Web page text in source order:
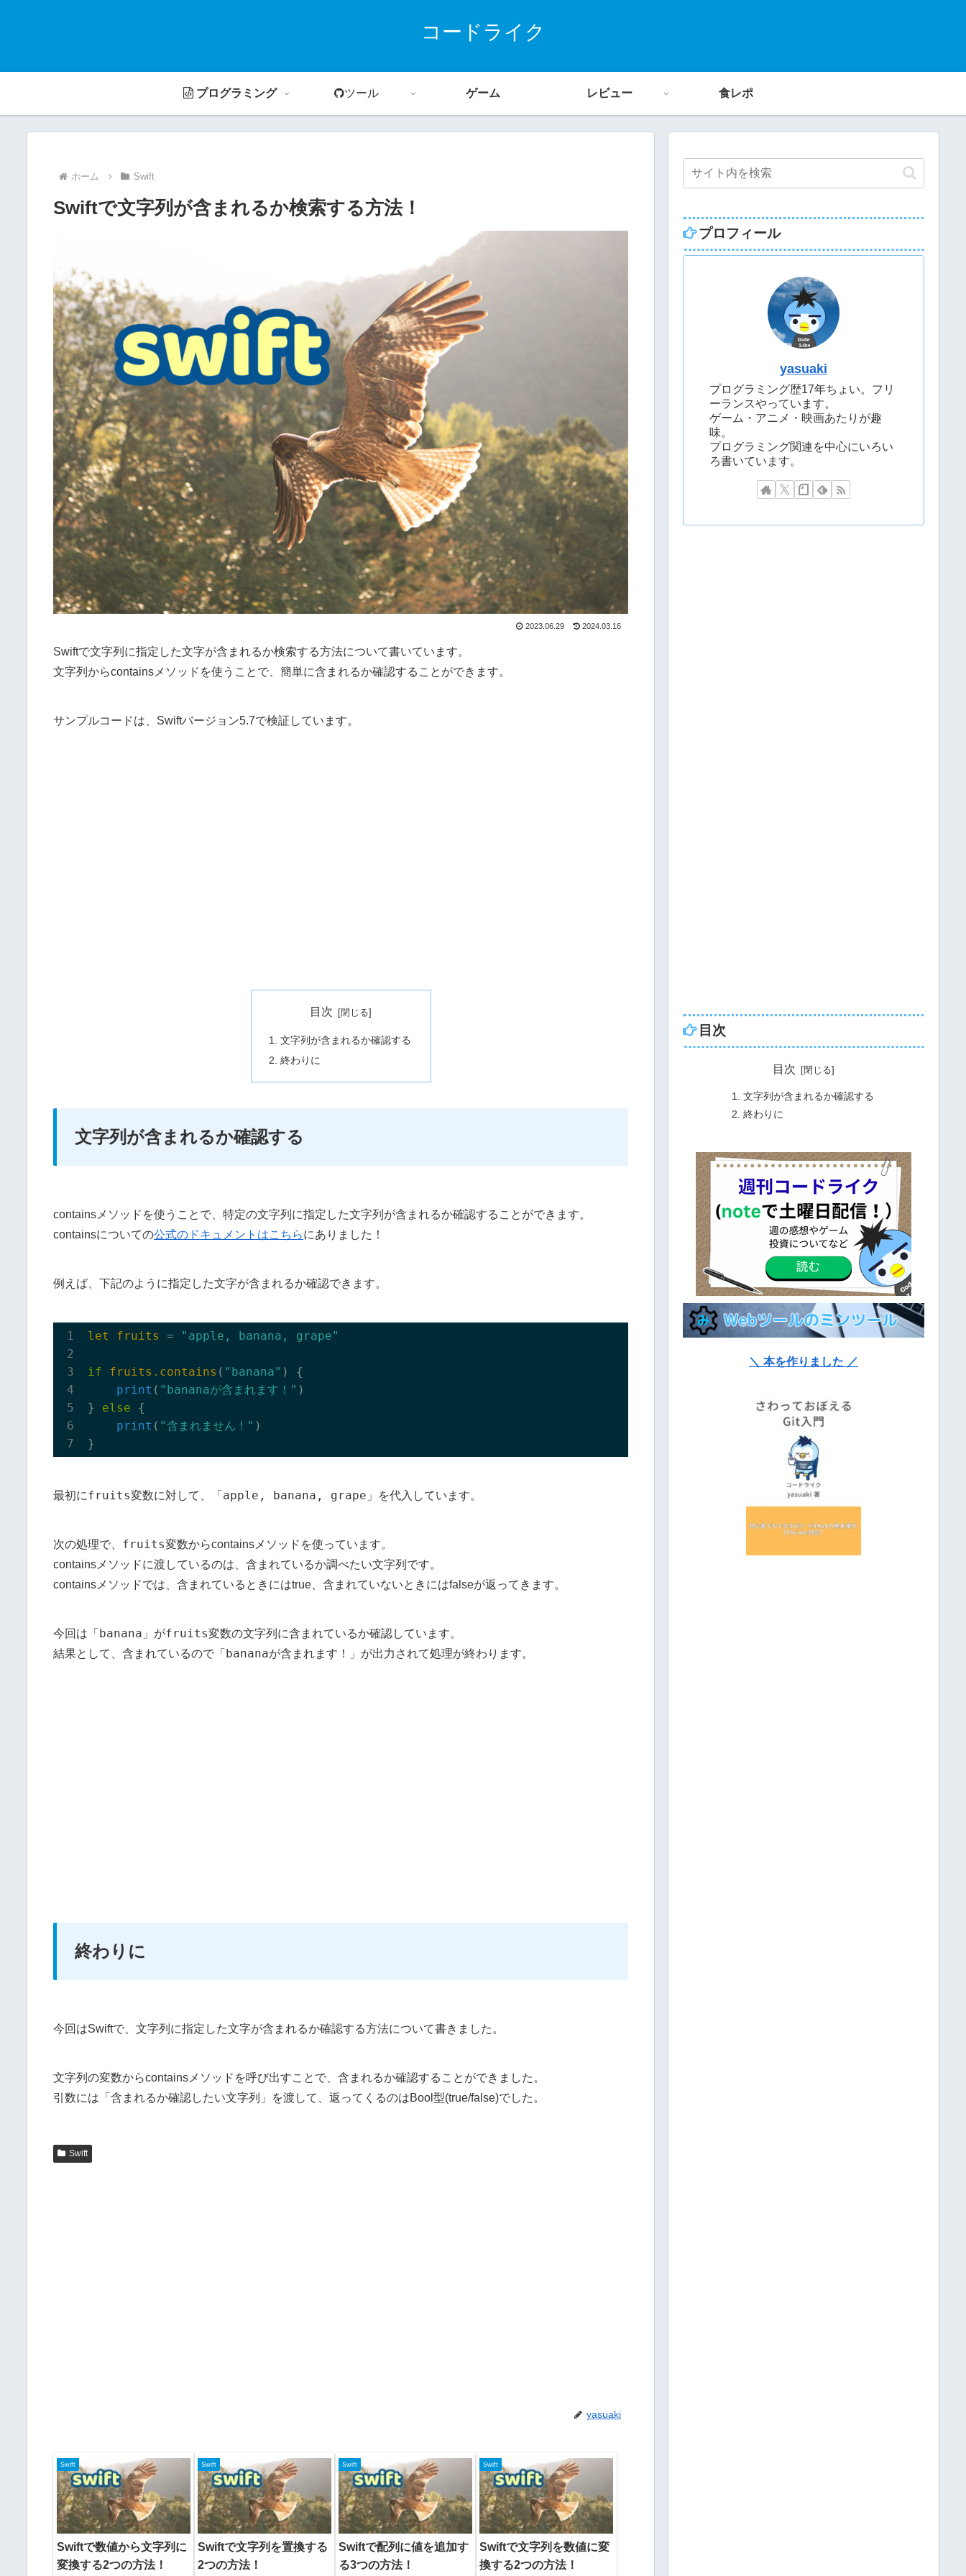
コードライク
プログラミング ツール ゲーム レビュー 食レポ
ホーム Swift
Swiftで文字列が含まれるか検索する方法！
2023.06.29 2024.03.16
Swiftで文字列に指定した文字が含まれるか検索する方法について書いています。
文字列からcontainsメソッドを使うことで、簡単に含まれるか確認することができます。
サンプルコードは、Swiftバージョン5.7で検証しています。
目次
文字列が含まれるか確認する
終わりに
文字列が含まれるか確認する
containsメソッドを使うことで、特定の文字列に指定した文字列が含まれるか確認することができます。
containsについての公式のドキュメントはこちらにありました！
例えば、下記のように指定した文字が含まれるか確認できます。
let fruits = "apple, banana, grape"
if fruits.contains ( "banana" ) {
print ( "bananaが含まれます！" )
} else {
print ( "含まれません！" )
最初にfruits変数に対して、「 apple, banana, grape 」を代入しています。
次の処理で、 fruits変数からcontainsメソッドを使っています。
containsメソッドに渡しているのは、含まれているか調べたい文字列です。
containsメソッドでは、含まれているときにはtrue、含まれていないときにはfalseが返ってきます。
今回は「 banana 」がfruits変数の文字列に含まれているか確認しています。
結果として、含まれているので「 bananaが含まれます！ 」が出力されて処理が終わります。
終わりに
今回はSwiftで、文字列に指定した文字が含まれるか確認する方法について書きました。
文字列の変数からcontainsメソッドを呼び出すことで、含まれるか確認することができました。
引数には「含まれるか確認したい文字列」を渡して、返ってくるのはBool型(true/false)でした。
Swift
yasuaki
Swift
Swiftで数値から文字列に
変換する2つの方法！
Swift
Swiftで文字列を置換する
2つの方法！
Swift
Swiftで配列に値を追加す
る3つの方法！
Swift
Swiftで文字列を数値に変
換する2つの方法！
プロフィール
yasuaki
プログラミング歴17年ちょい。フリ
ーランスやっています。
ゲーム・アニメ・映画あたりが趣
味。
プログラミング関連を中心にいろい
ろ書いています。
目次
目次
文字列が含まれるか確認する
終わりに
＼ 本を作りました ／